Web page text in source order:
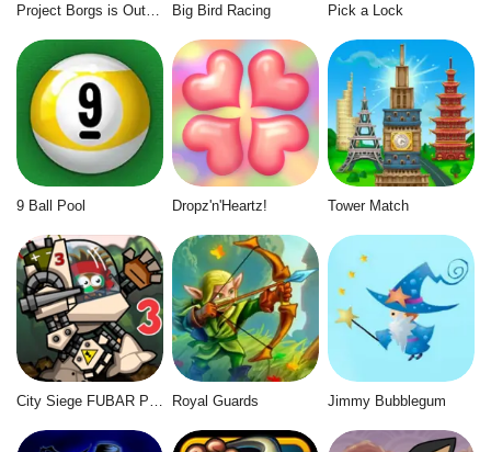
Big Bird Racing Pick a Lock
9 Ball Pool Dropz'n'Heartz! Tower Match
City Siege FUBAR Pack Royal Guards Jimmy Bubblegum